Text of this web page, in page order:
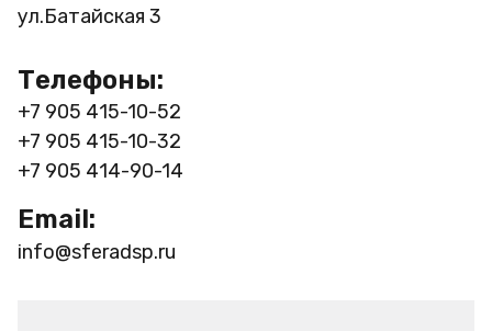
ул.Батайская 3
Телефоны:
+7 905 415-10-52
+7 905 415-10-32
+7 905 414-90-14
Email:
info@sferadsp.ru